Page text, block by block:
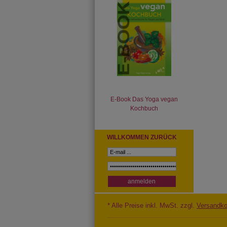
E-Book Das Yoga vegan
Kochbuch
WILLKOMMEN ZURÜCK
* Alle Preise inkl. MwSt. zzgl.